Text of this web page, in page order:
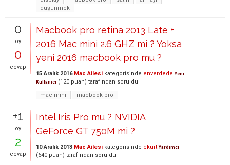
düşünmek
0
oy
0
cevap
Macbook pro retina 2013 Late +
2016 Mac mini 2.6 GHZ mi ? Yoksa
yeni 2016 macbook pro mu ?
15 Aralık 2016 Mac Ailesi kategorisinde enverdede Yeni
Kullanıcı (120 puan) tarafından soruldu
mac-mini
macbook-pro
+1
oy
2
cevap
Intel Iris Pro mu ? NVIDIA
GeForce GT 750M mi ?
10 Aralık 2013 Mac Ailesi kategorisinde ekurt Yardımcı
(640 puan) tarafından soruldu